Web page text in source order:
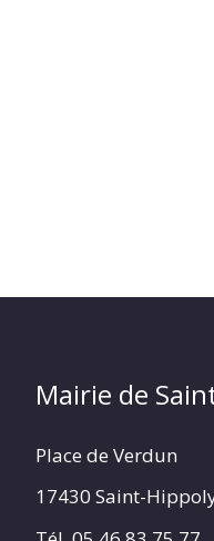
Mairie de
Place de Verdun
17430 Saint-